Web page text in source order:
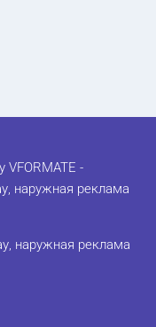
VFORMATE -
наружная реклама
наружная реклама